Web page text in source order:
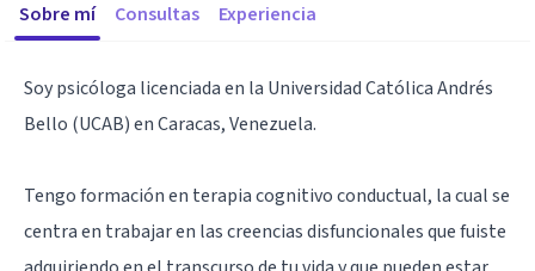
Sobre mí Consultas Experiencia
Soy psicóloga licenciada en la Universidad Católica Andrés
Bello (UCAB) en Caracas, Venezuela.
Tengo formación en terapia cognitivo conductual, la cual se
centra en trabajar en las creencias disfuncionales que fuiste